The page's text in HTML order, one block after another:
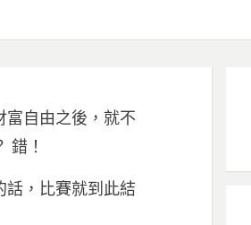
富自由之後，就不
錯！
話，比賽就到此結